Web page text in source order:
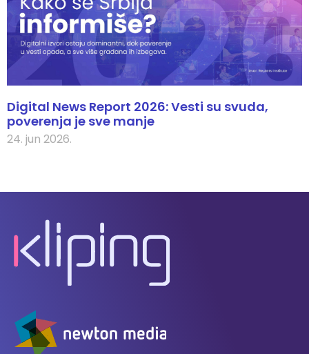
Digital News Report 2026: Vesti su svuda,
poverenja je sve manje
24. jun 2026.